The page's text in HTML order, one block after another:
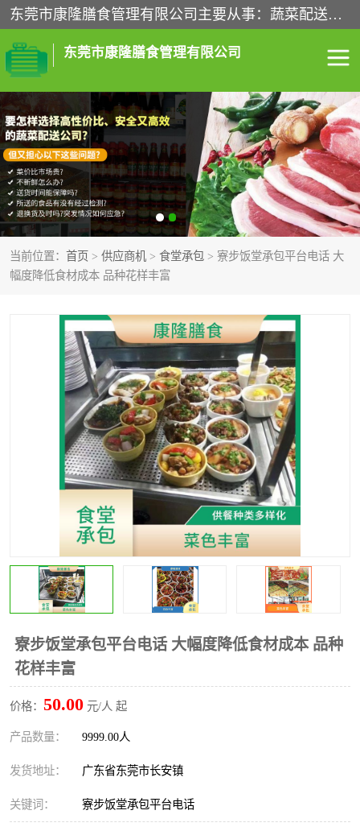
东莞市康隆膳食管理有限公司主要从事：蔬菜配送、食堂承包、企业工厂食堂承包、机关单位食堂承包、调味品配送、粮油配送、干货配送、副食配送、水果配送、海鲜配送等业务，东莞蔬菜配送电话，咨询在线客服。
东莞市康隆膳食管理有限公司
当前位置： 首页 > 供应商机 > 食堂承包 > 寮步饭堂承包平台电话 大
幅度降低食材成本 品种花样丰富
寮步饭堂承包平台电话 大幅度降低食材成本 品种
花样丰富
价格： 50.00 元/人 起
产品数量： 9999.00人
发货地址： 广东省东莞市长安镇
关键词： 寮步饭堂承包平台电话
食堂承包 蔬菜配送
粮油配送 鲜肉配送
海鲜配送 食材配送
调料配送 企业工厂食堂承包
干货配送 副食配送
水果配送